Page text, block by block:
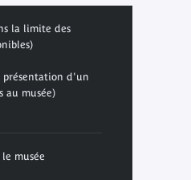
la limite des
présentation d'un
au musée)
musée